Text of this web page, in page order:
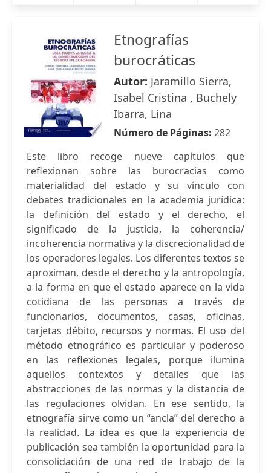
Etnografías
burocráticas
Autor: Jaramillo Sierra,
Isabel Cristina , Buchely
Ibarra, Lina
Número de Páginas: 282
Este libro recoge nueve capítulos que
reflexionan sobre las burocracias como
materialidad del estado y su vínculo con
debates tradicionales en la academia jurídica:
la definición del estado y el derecho, el
significado de la justicia, la coherencia/
incoherencia normativa y la discrecionalidad de
los operadores legales. Los diferentes textos se
aproximan, desde el derecho y la antropología,
a la forma en que el estado aparece en la vida
cotidiana de las personas a través de
funcionarios, documentos, casas, oficinas,
tarjetas débito, recursos y normas. El uso del
método etnográfico es particular y poderoso
en las reflexiones legales, porque ilumina
aquellos contextos y detalles que las
abstracciones de las normas y la distancia de
las regulaciones olvidan. En ese sentido, la
etnografía sirve como un “ancla” del derecho a
la realidad. La idea es que la experiencia de
publicación sea también la oportunidad para la
consolidación de una red de trabajo de la